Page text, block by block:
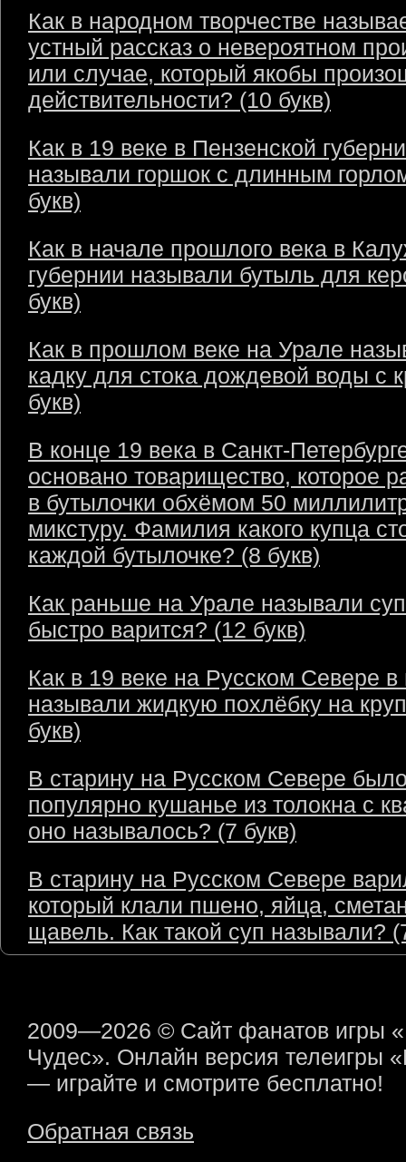
Как в народном творчестве
устный рассказ о невероятном
или случае, который якобы
действительности? (10 букв)
Как в 19 веке в Пензенской
называли горшок с длинным
букв)
Как в начале прошлого века в
губернии называли бутыль для
букв)
Как в прошлом веке на Урале
кадку для стока дождевой воды с
букв)
В конце 19 века в Санкт-
основано товарищество, которое
в бутылочки обхёмом 50
микстуру. Фамилия какого купца
каждой бутылочке? (8 букв)
Как раньше на Урале называли
быстро варится? (12 букв)
Как в 19 веке на Русском Севере в
называли жидкую похлёбку на
букв)
В старину на Русском Севере
популярно кушанье из толокна с
оно называлось? (7 букв)
В старину на Русском Севере
который клали пшено, яйца,
щавель. Как такой суп называли?
2009—2026 © Сайт фанатов игры
Чудес». Онлайн версия телеигры
— играйте и смотрите бесплатно!
Обратная связь